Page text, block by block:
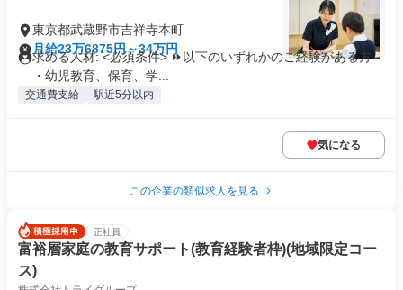
東京都武蔵野市吉祥寺本町
月給23万6875円～34万円
求める人材: <必須条件> ⏩以下のいずれかのご経験がある方
・幼児教育、保育、学...
交通費支給 駅近5分以内
気になる
この企業の類似求人を見る
正社員
富裕層家庭の教育サポート(教育経験者枠)(地域限定コー
ス)